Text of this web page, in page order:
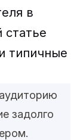
в
статье
типичные
задолго